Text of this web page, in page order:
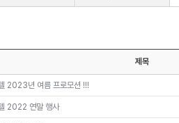
제목
2023년 여름 프로모션 !!!
2022 연말 행사